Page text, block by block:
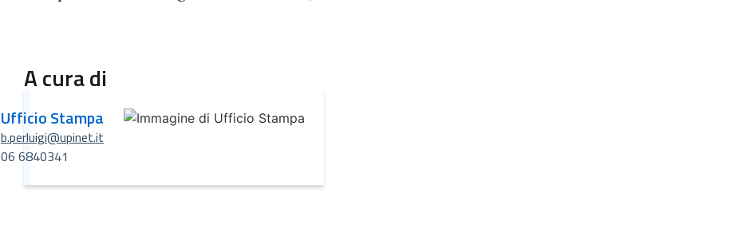
A cura di
Ufficio Stampa
b.perluigi@upinet.it
06 6840341